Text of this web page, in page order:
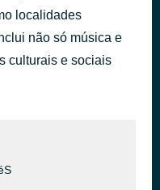
localidades
não só música e
culturais e sociais